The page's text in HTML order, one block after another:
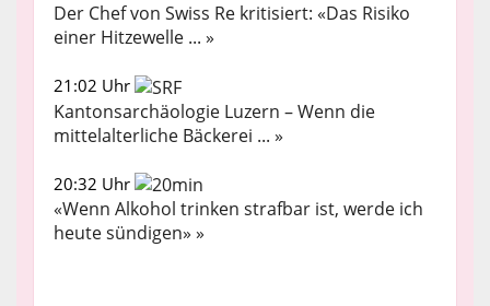
Der Chef von Swiss Re kritisiert: «Das Risiko
einer Hitzewelle ... »
21:02 Uhr
Kantonsarchäologie Luzern – Wenn die
mittelalterliche Bäckerei ... »
20:32 Uhr
«Wenn Alkohol trinken strafbar ist, werde ich
heute sündigen» »